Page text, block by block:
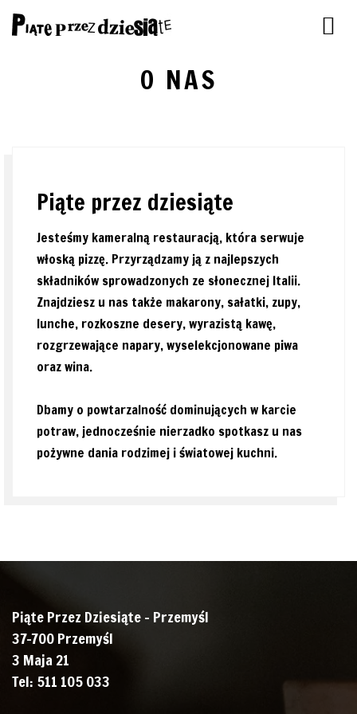
O NAS
Piąte przez dziesiąte
Jesteśmy kameralną restauracją, która serwuje
włoską pizzę. Przyrządzamy ją z najlepszych
składników sprowadzonych ze słonecznej Italii.
Znajdziesz u nas także makarony, sałatki, zupy,
lunche, rozkoszne desery, wyrazistą kawę,
rozgrzewające napary, wyselekcjonowane piwa
oraz wina.
Dbamy o powtarzalność dominujących w karcie
potraw, jednocześnie nierzadko spotkasz u nas
pożywne dania rodzimej i światowej kuchni.
Piąte Przez Dziesiąte - Przemyśl
37-700 Przemyśl
3 Maja 21
Tel: 511 105 033